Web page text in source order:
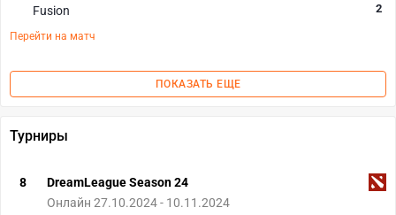
Fusion
2
Перейти на матч
ПОКАЗАТЬ ЕЩЕ
Турниры
8
DreamLeague Season 24
Онлайн 27.10.2024 - 10.11.2024